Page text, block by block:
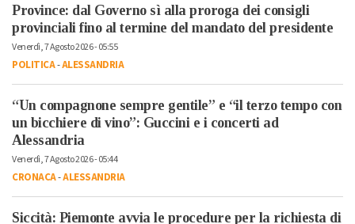
Province: dal Governo sì alla proroga dei consigli
provinciali fino al termine del mandato del presidente
Venerdì, 7 Agosto 2026 - 05:55
POLITICA-ALESSANDRIA
“Un compagnone sempre gentile” e “il terzo tempo con
un bicchiere di vino”: Guccini e i concerti ad
Alessandria
Venerdì, 7 Agosto 2026 - 05:44
CRONACA-ALESSANDRIA
Siccità: Piemonte avvia le procedure per la richiesta di